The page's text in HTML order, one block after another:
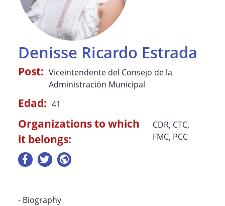
Denisse Ricardo Estrada
Post: Viceintendente del Consejo de la
Administración Municipal
Edad: 41
Organizations to which
it belongs:
CDR, CTC,
FMC, PCC
- Biography